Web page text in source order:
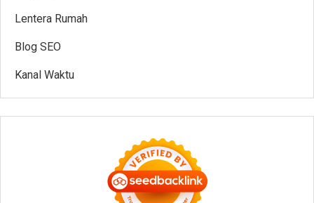
Lentera Rumah
Blog SEO
Kanal Waktu